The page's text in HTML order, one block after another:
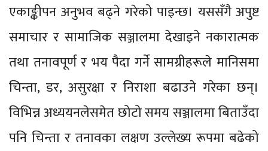
एकाङ्कीपन अनुभव बढ्ने गरेको पाइन्छ। यससँगै अपुष्ट
समाचार र सामाजिक सञ्जालमा देखाइने नकारात्मक
तथा तनावपूर्ण र भय पैदा गर्ने सामग्रीहरूले मानिसमा
चिन्ता, डर, असुरक्षा र निराशा बढाउने गरेका छन्।
विभिन्न अध्ययनलेसमेत छोटो समय सञ्जालमा बिताउँदा
पनि चिन्ता र तनावका लक्षण उल्लेख्य रूपमा बढेको